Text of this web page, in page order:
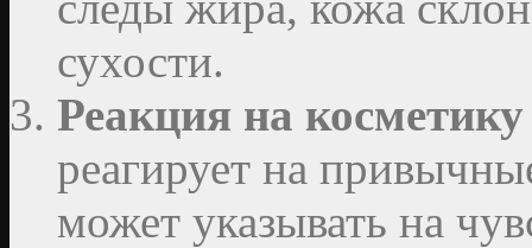
сухости.
Реакция на косметику
реагирует на
может указывать на